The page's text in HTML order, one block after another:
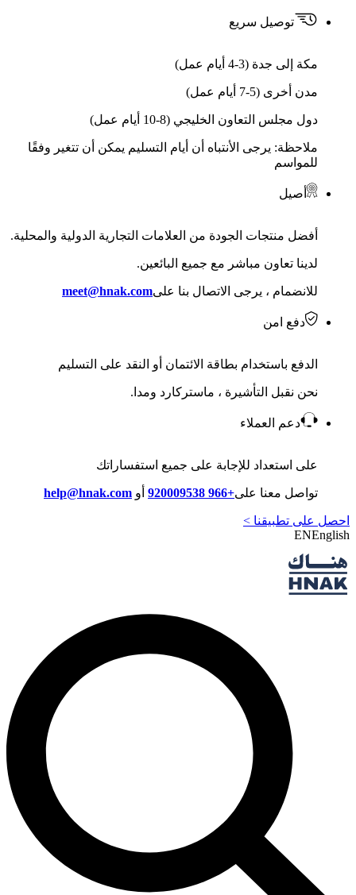
توصيل سريع
مكة إلى جدة (3-4 أيام عمل)
مدن أخرى (5-7 أيام عمل)
دول مجلس التعاون الخليجي (8-10 أيام عمل)
ملاحظة: يرجى الأنتباه أن أيام التسليم يمكن أن تتغير وفقًا
للمواسم
أصيل
أفضل منتجات الجودة من العلامات التجارية الدولية والمحلية.
لدينا تعاون مباشر مع جميع البائعين.
للانضمام ، يرجى الاتصال بنا علىmeet@hnak.com
دفع امن
الدفع باستخدام بطاقة الائتمان أو النقد على التسليم
نحن نقبل التأشيرة ، ماستركارد ومدا.
دعم العملاء
على استعداد للإجابة على جميع استفساراتك
تواصل معنا على+966 920009538 أو help@hnak.com
احصل على تطبيقنا >
ENEnglish